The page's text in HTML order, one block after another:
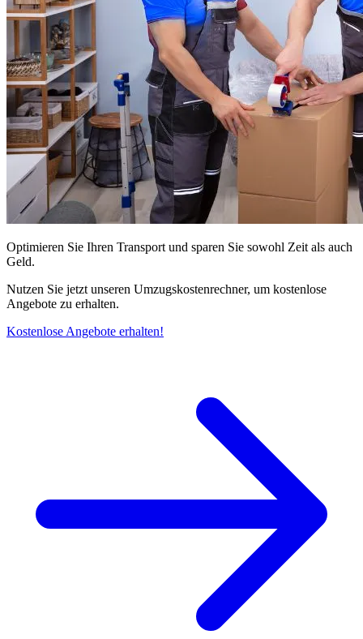
Optimieren Sie Ihren Transport und sparen Sie sowohl Zeit als auch
Geld.
Nutzen Sie jetzt unseren Umzugskostenrechner, um kostenlose
Angebote zu erhalten.
Kostenlose Angebote erhalten!